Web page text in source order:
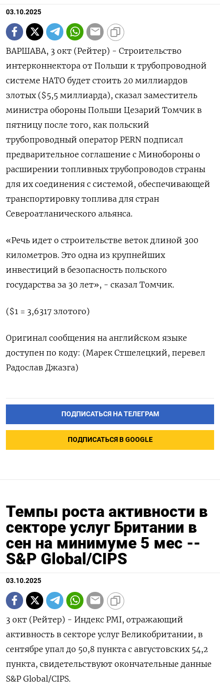
03.10.2025
ВАРШАВА, 3 окт (Рейтер) - Строительство
интерконнектора от Польши к трубопроводной
системе НАТО будет стоить 20 миллиардов
злотых ($5,5 миллиарда), сказал заместитель
министра обороны Польши Цезарий Томчик в
пятницу после того, как польский
трубопроводный оператор PERN подписал
предварительное соглашение с Минобороны о
расширении топливных трубопроводов страны
для их соединения с системой, обеспечивающей
транспортировку топлива для стран
Североатланического альянса.
«Речь идет о строительстве веток длиной 300
километров. Это одна из крупнейших
инвестиций в безопасность польского
государства за 30 лет», - сказал Томчик.
($1 = 3,6317 злотого)
Оригинал сообщения на английском языке
доступен по коду: (Марек Стшелецкий, перевел
Радослав Джазга)
ПОДПИСАТЬСЯ НА ТЕЛЕГРАМ
ПОДПИСАТЬСЯ В GOOGLE
Темпы роста активности в
секторе услуг Британии в
сен на минимуме 5 мес --
S&P Global/CIPS
03.10.2025
3 окт (Рейтер) - Индекс PMI, отражающий
активность в секторе услуг Великобритании, в
сентябре упал до 50,8 пункта с августовских 54,2
пункта, свидетельствуют окончательные данные
S&P Global/CIPS.